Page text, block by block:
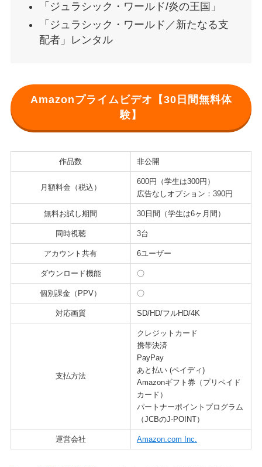
「ジュラシック・ワールド/炎の王国」
「ジュラシック・ワールド／新たなる支
配者」レンタル
Amazonプライムビデオ【30日間無料体
験】
作品数 非公開
月額料金（税込）
600円（学生は300円）
広告なしオプション：390円
無料お試し期間 30日間（学生は6ヶ月間）
同時視聴 3台
アカウント共有 6ユーザー
ダウンロード機能 〇
個別課金（PPV） 〇
対応画質 SD/HD/フルHD/4K
支払方法
クレジットカード
携帯決済
PayPay
あと払い (ペイディ)
Amazonギフト券（プリペイド
カード）
パートナーポイントプログラム
（JCBのJ-POINT）
運営会社 Amazon.com Inc.